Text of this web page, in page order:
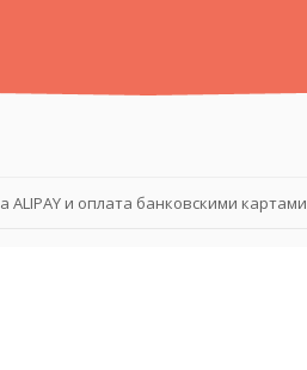
ALIPAY и оплата банковскими картами